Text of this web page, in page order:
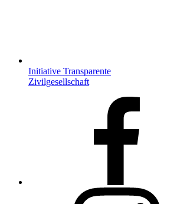
Initiative Transparente
Zivilgesellschaft